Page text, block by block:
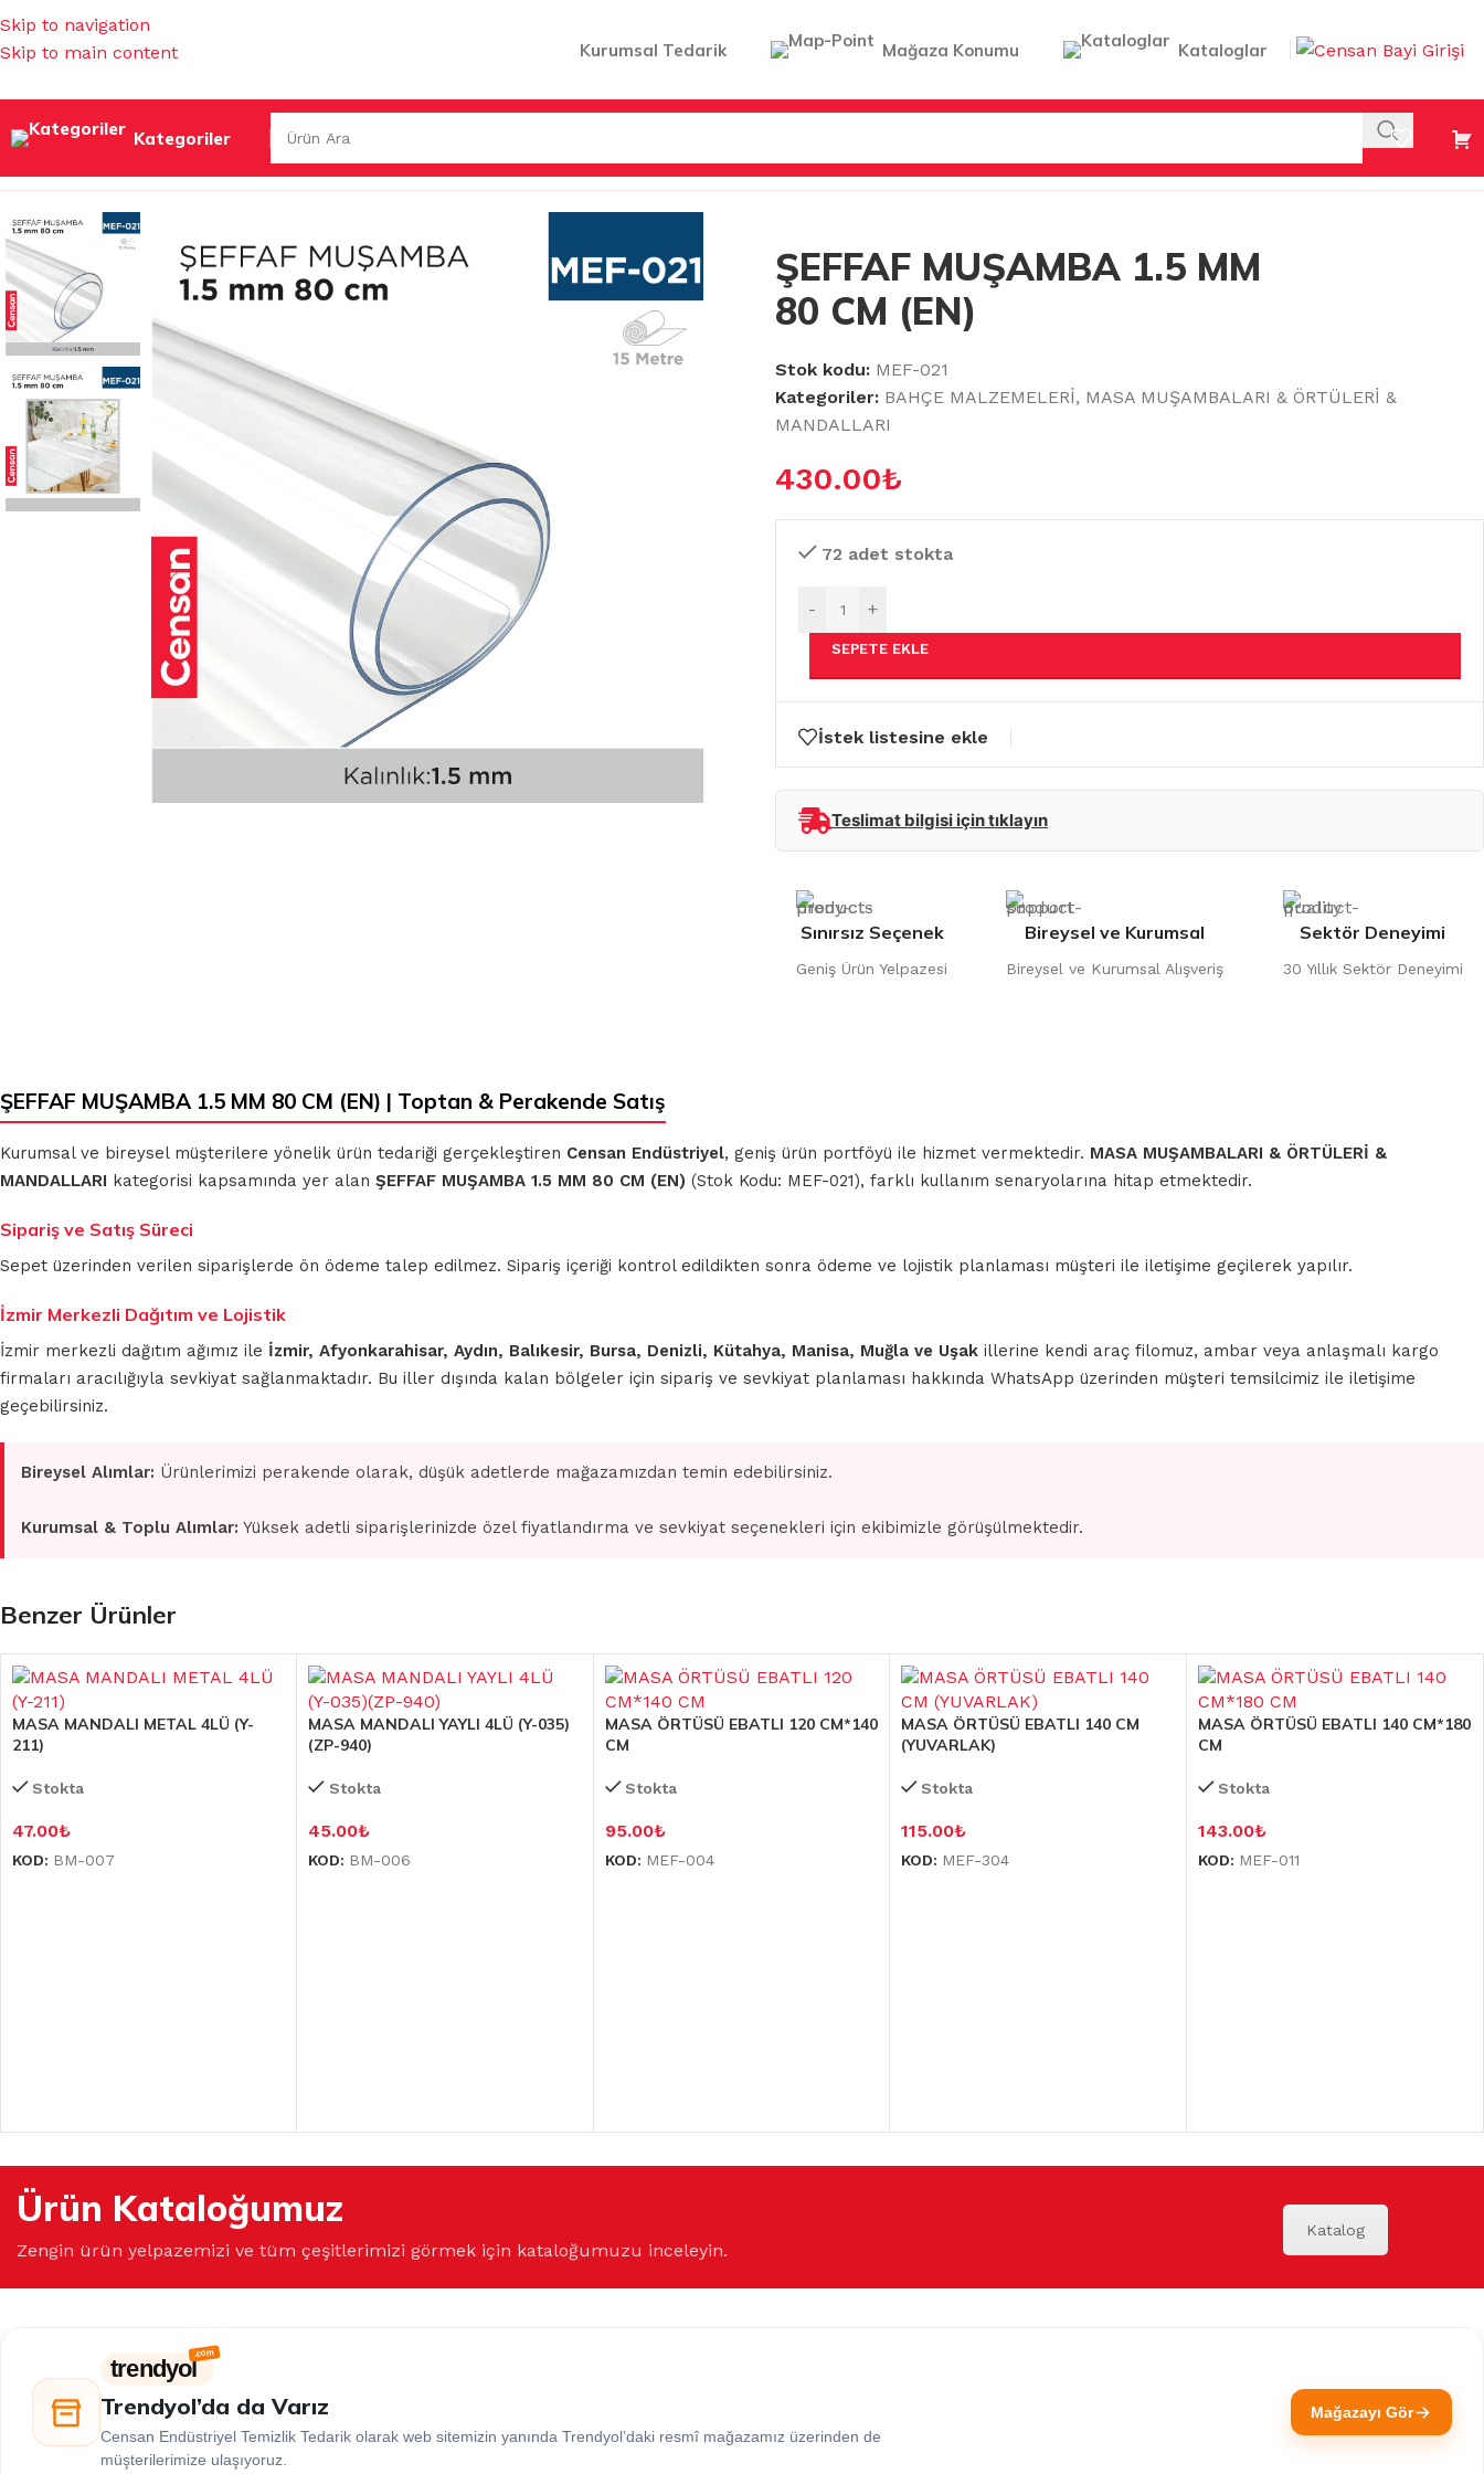
Skip to navigation
Skip to main content
Kurumsal Tedarik Mağaza Konumu Kataloglar
Kategoriler
BAHÇE MALZEMELERİ/MASA MUŞAMBALARI & ÖRTÜLERİ & MANDALLARI/ŞEFFAF MUŞAMBA 1.5 MM 80 CM (EN)
ŞEFFAF MUŞAMBA 1.5 MM
80 CM (EN)
Stok kodu: MEF-021
Kategoriler: BAHÇE MALZEMELERİ, MASA MUŞAMBALARI & ÖRTÜLERİ &
MANDALLARI
430.00₺
72 adet stokta
- +
SEPETE EKLE
İstek listesine ekle
Teslimat bilgisi için tıklayın
Sınırsız Seçenek
Geniş Ürün Yelpazesi
Bireysel ve Kurumsal
Bireysel ve Kurumsal Alışveriş
Sektör Deneyimi
30 Yıllık Sektör Deneyimi
ŞEFFAF MUŞAMBA 1.5 MM 80 CM (EN) | Toptan & Perakende Satış
Kurumsal ve bireysel müşterilere yönelik ürün tedariği gerçekleştiren Censan Endüstriyel, geniş ürün portföyü ile hizmet vermektedir. MASA MUŞAMBALARI & ÖRTÜLERİ &
MANDALLARI kategorisi kapsamında yer alan ŞEFFAF MUŞAMBA 1.5 MM 80 CM (EN) (Stok Kodu: MEF-021), farklı kullanım senaryolarına hitap etmektedir.
Sipariş ve Satış Süreci
Sepet üzerinden verilen siparişlerde ön ödeme talep edilmez. Sipariş içeriği kontrol edildikten sonra ödeme ve lojistik planlaması müşteri ile iletişime geçilerek yapılır.
İzmir Merkezli Dağıtım ve Lojistik
İzmir merkezli dağıtım ağımız ile İzmir, Afyonkarahisar, Aydın, Balıkesir, Bursa, Denizli, Kütahya, Manisa, Muğla ve Uşak illerine kendi araç filomuz, ambar veya anlaşmalı kargo
firmaları aracılığıyla sevkiyat sağlanmaktadır. Bu iller dışında kalan bölgeler için sipariş ve sevkiyat planlaması hakkında WhatsApp üzerinden müşteri temsilcimiz ile iletişime
geçebilirsiniz.
Bireysel Alımlar: Ürünlerimizi perakende olarak, düşük adetlerde mağazamızdan temin edebilirsiniz.
Kurumsal & Toplu Alımlar: Yüksek adetli siparişlerinizde özel fiyatlandırma ve sevkiyat seçenekleri için ekibimizle görüşülmektedir.
Benzer Ürünler
MASA MANDALI METAL 4LÜ (Y-
211)
Stokta
47.00₺
KOD: BM-007
MASA MANDALI YAYLI 4LÜ (Y-035)
(ZP-940)
Stokta
45.00₺
KOD: BM-006
MASA ÖRTÜSÜ EBATLI 120 CM*140
CM
Stokta
95.00₺
KOD: MEF-004
MASA ÖRTÜSÜ EBATLI 140 CM
(YUVARLAK)
Stokta
115.00₺
KOD: MEF-304
MASA ÖRTÜSÜ EBATLI 140 CM*180
CM
Stokta
143.00₺
KOD: MEF-011
Ürün Kataloğumuz
Zengin ürün yelpazemizi ve tüm çeşitlerimizi görmek için kataloğumuzu inceleyin.
Katalog
trendyol
Trendyol’da da Varız
Censan Endüstriyel Temizlik Tedarik olarak web sitemizin yanında Trendyol’daki resmî mağazamız üzerinden de
müşterilerimize ulaşıyoruz.
Mağazayı Gör